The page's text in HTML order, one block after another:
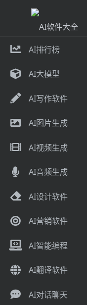
AI排行榜
AI大模型
AI写作软件
AI图片生成
AI视频生成
AI音频生成
AI设计软件
AI营销软件
AI智能编程
AI翻译软件
AI对话聊天